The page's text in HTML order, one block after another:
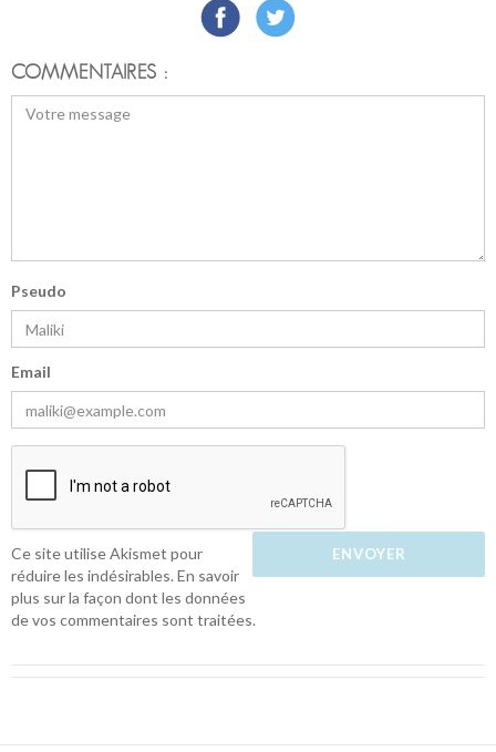
COMMENTAIRES :
Pseudo
Email
Ce site utilise Akismet pour
réduire les indésirables.En savoir
plus sur la façon dont les données
de vos commentaires sont traitées.